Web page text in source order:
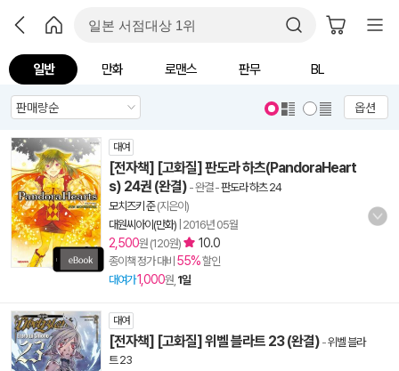
일반 만화 로맨스 판무 BL
옵션
대여
[전자책] [고화질] 판도라 하츠(PandoraHeart
s) 24권 (완결) - 완결-판도라 하츠 24
모치즈키 준(지은이)
대원씨아이(만화) 2016년 05월
2,500원 (120원) 10.0
종이책 정가 대비 55%할인
대여가1,000원, 1일
대여
[전자책] [고화질] 위벨 블라트 23 (완결) -위벨 블라
트 23